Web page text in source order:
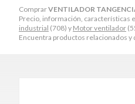
ComprarVENTILADOR
Precio, información, características
industrial (708) y Motor ventilador
Encuentra productos relacionados y